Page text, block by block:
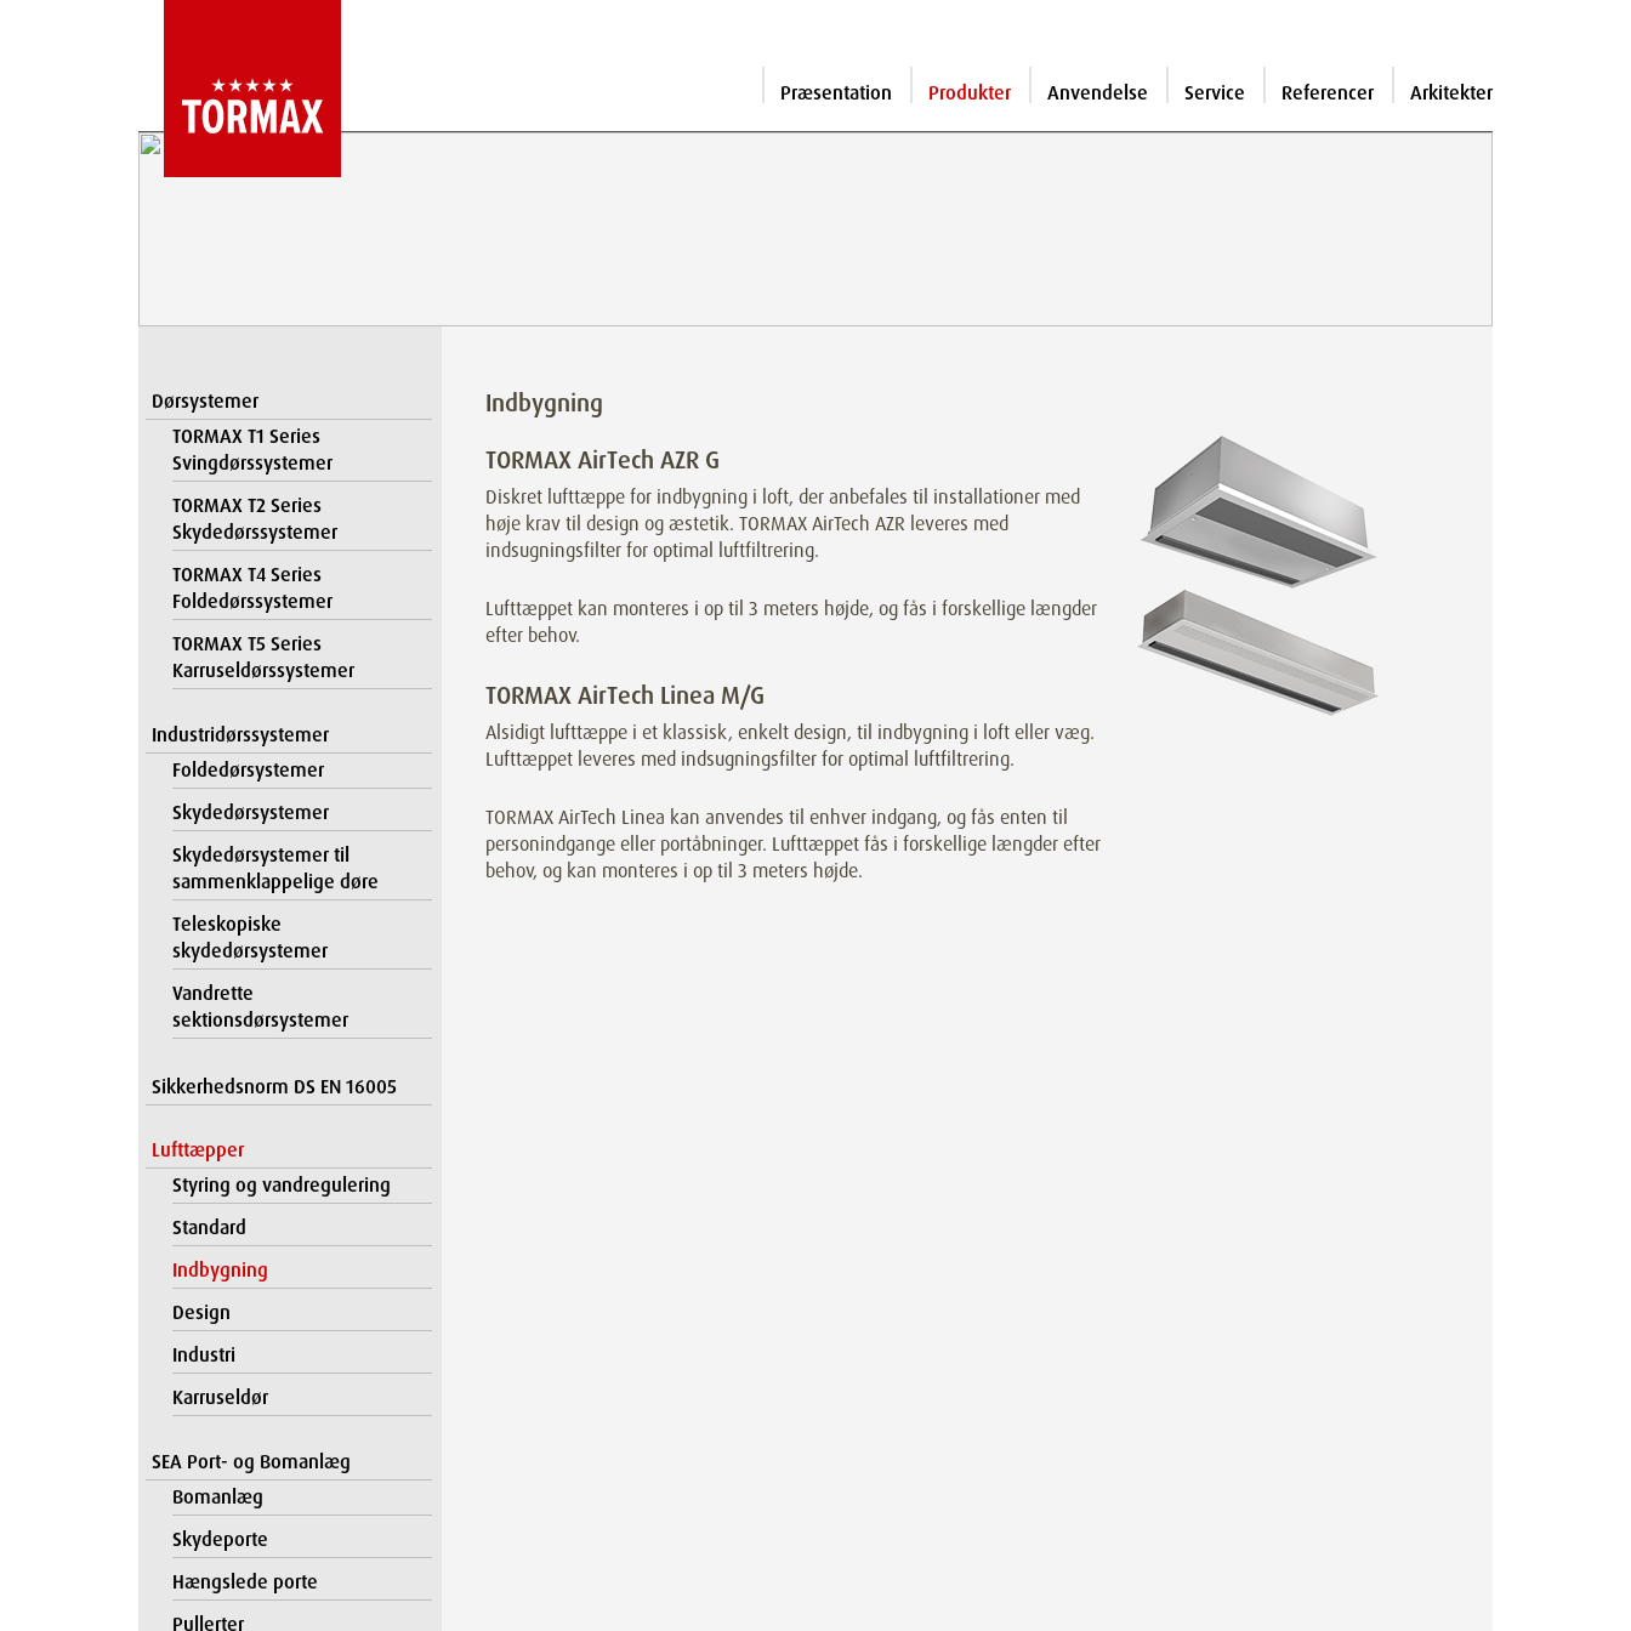
Præsentation Produkter Anvendelse Service Referencer Arkitekter
Dørsystemer
TORMAX T1 Series
Svingdørssystemer
TORMAX T2 Series
Skydedørssystemer
TORMAX T4 Series
Foldedørssystemer
TORMAX T5 Series
Karruseldørssystemer
Industridørssystemer
Foldedørsystemer
Skydedørsystemer
Skydedørsystemer til
sammenklappelige døre
Teleskopiske
skydedørsystemer
Vandrette
sektionsdørsystemer
Sikkerhedsnorm DS EN 16005
Lufttæpper
Styring og vandregulering
Standard
Indbygning
Design
Industri
Karruseldør
SEA Port- og Bomanlæg
Bomanlæg
Skydeporte
Hængslede porte
Pullerter
Indbygning
TORMAX AirTech AZR G
Diskret lufttæppe for indbygning i loft, der anbefales til installationer med
høje krav til design og æstetik. TORMAX AirTech AZR leveres med
indsugningsfilter for optimal luftfiltrering.
Lufttæppet kan monteres i op til 3 meters højde, og fås i forskellige længder
efter behov.
TORMAX AirTech Linea M/G
Alsidigt lufttæppe i et klassisk, enkelt design, til indbygning i loft eller væg.
Lufttæppet leveres med indsugningsfilter for optimal luftfiltrering.
TORMAX AirTech Linea kan anvendes til enhver indgang, og fås enten til
personindgange eller portåbninger. Lufttæppet fås i forskellige længder efter
behov, og kan monteres i op til 3 meters højde.